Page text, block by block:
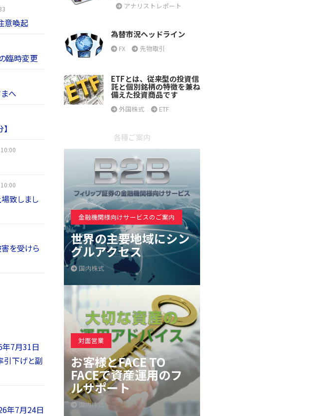
意喚起
臨時変更
へ
致しまし
を受けら
年7月31日
引下げと副
年7月24日
アナリストレポート
為替市況ヘッドライン
FX 先物取引
ETFとは、従来型の投資信
託と個別銘柄の特徴を兼ね
備えた投資商品です
外国株式 ETF
各種ご案内
金融機関様向けサービスのご案内
世界の主要地域にシン
グルアクセス
国内株式
対面営業
お客様とFACE TO
FACEで資産運用のフ
ルサポート
国内株式